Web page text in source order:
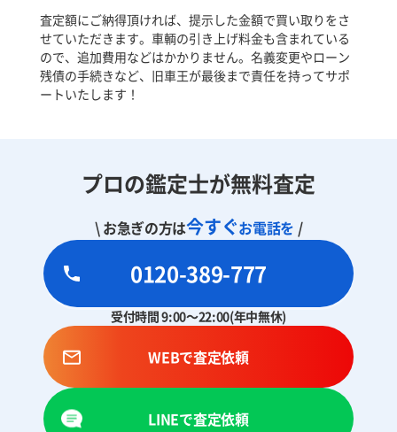
査定額にご納得頂ければ、提示した金額で買い取りをさ
せていただきます。車輌の引き上げ料金も含まれている
ので、追加費用などはかかりません。名義変更やローン
残債の手続きなど、旧車王が最後まで責任を持ってサポ
ートいたします！
プロの鑑定士が無料査定
\ お急ぎの方は今すぐお電話を /
0120-389-777
受付時間 9:00～22:00(年中無休)
WEBで査定依頼
LINEで査定依頼